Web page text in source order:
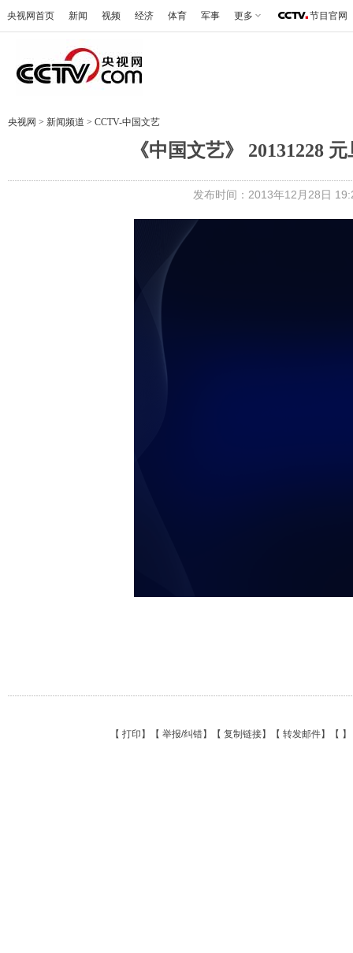
央视网首页 新闻 视频 经济 体育 军事 更多 节目官网
央视网 > 新闻频道 > CCTV-中国文艺
《中国文艺》 20131228
发布时间：2013年12月28日
【 打印 】【 举报/纠错】【 复制链接】【 转发邮件】【 】